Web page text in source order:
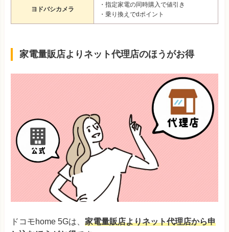
ヨドバシカメラ
・指定家電の同時購入で値引き
・乗り換えでdポイント
家電量販店よりネット代理店のほうがお得
ドコモhome 5Gは、 家電量販店よりネット代理店から申